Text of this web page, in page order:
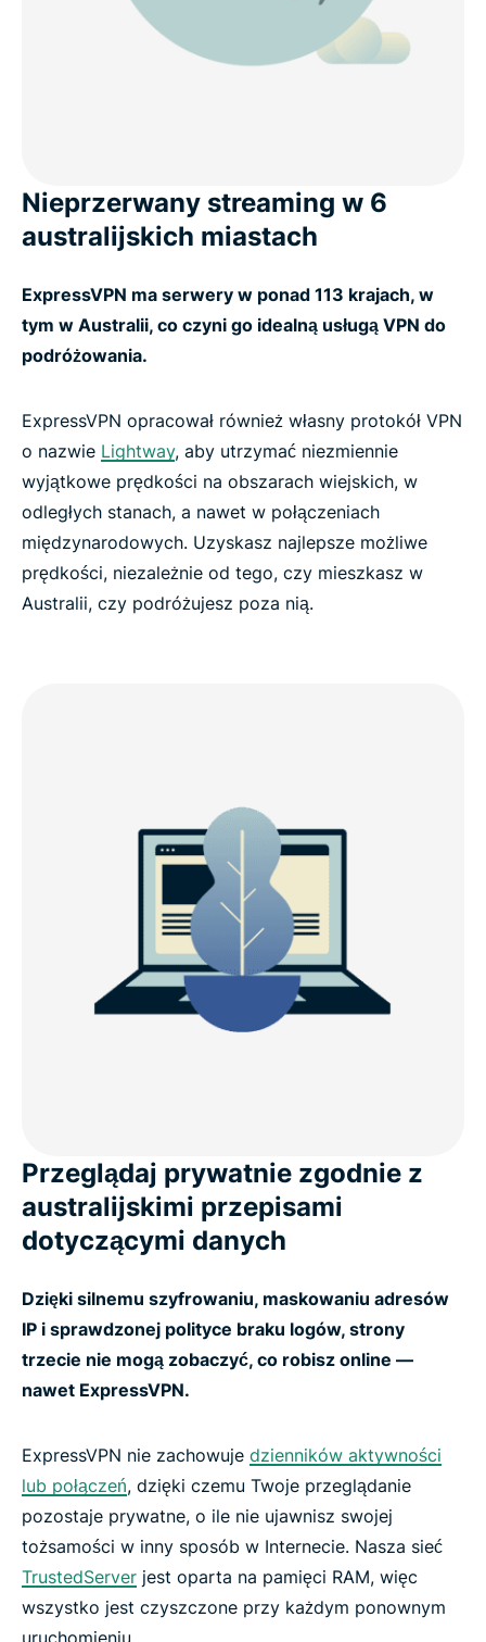
Nieprzerwany streaming w 6
australijskich miastach
ExpressVPN ma serwery w ponad 113 krajach, w
tym w Australii, co czyni go idealną usługą VPN do
podróżowania.
ExpressVPN opracował również własny protokół VPN
o nazwie Lightway, aby utrzymać niezmiennie
wyjątkowe prędkości na obszarach wiejskich, w
odległych stanach, a nawet w połączeniach
międzynarodowych. Uzyskasz najlepsze możliwe
prędkości, niezależnie od tego, czy mieszkasz w
Australii, czy podróżujesz poza nią.
Przeglądaj prywatnie zgodnie z
australijskimi przepisami
dotyczącymi danych
Dzięki silnemu szyfrowaniu, maskowaniu adresów
IP i sprawdzonej polityce braku logów, strony
trzecie nie mogą zobaczyć, co robisz online —
nawet ExpressVPN.
ExpressVPN nie zachowuje dzienników aktywności
lub połączeń, dzięki czemu Twoje przeglądanie
pozostaje prywatne, o ile nie ujawnisz swojej
tożsamości w inny sposób w Internecie. Nasza sieć
TrustedServer jest oparta na pamięci RAM, więc
wszystko jest czyszczone przy każdym ponownym